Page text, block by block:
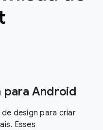
para Android
design para criar
Esses